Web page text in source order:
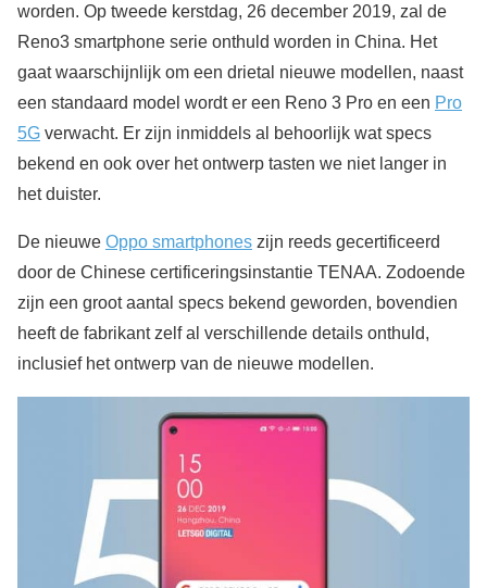
worden. Op tweede kerstdag, 26 december 2019, zal de
Reno3 smartphone serie onthuld worden in China. Het
gaat waarschijnlijk om een drietal nieuwe modellen, naast
een standaard model wordt er een Reno 3 Pro en een Pro
5G verwacht. Er zijn inmiddels al behoorlijk wat specs
bekend en ook over het ontwerp tasten we niet langer in
het duister.
De nieuwe Oppo smartphones zijn reeds gecertificeerd
door de Chinese certificeringsinstantie TENAA. Zodoende
zijn een groot aantal specs bekend geworden, bovendien
heeft de fabrikant zelf al verschillende details onthuld,
inclusief het ontwerp van de nieuwe modellen.